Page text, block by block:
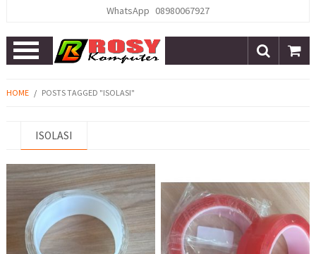
WhatsApp 08980067927
Open
Menu
HOME / POSTS TAGGED "ISOLASI"
ISOLASI